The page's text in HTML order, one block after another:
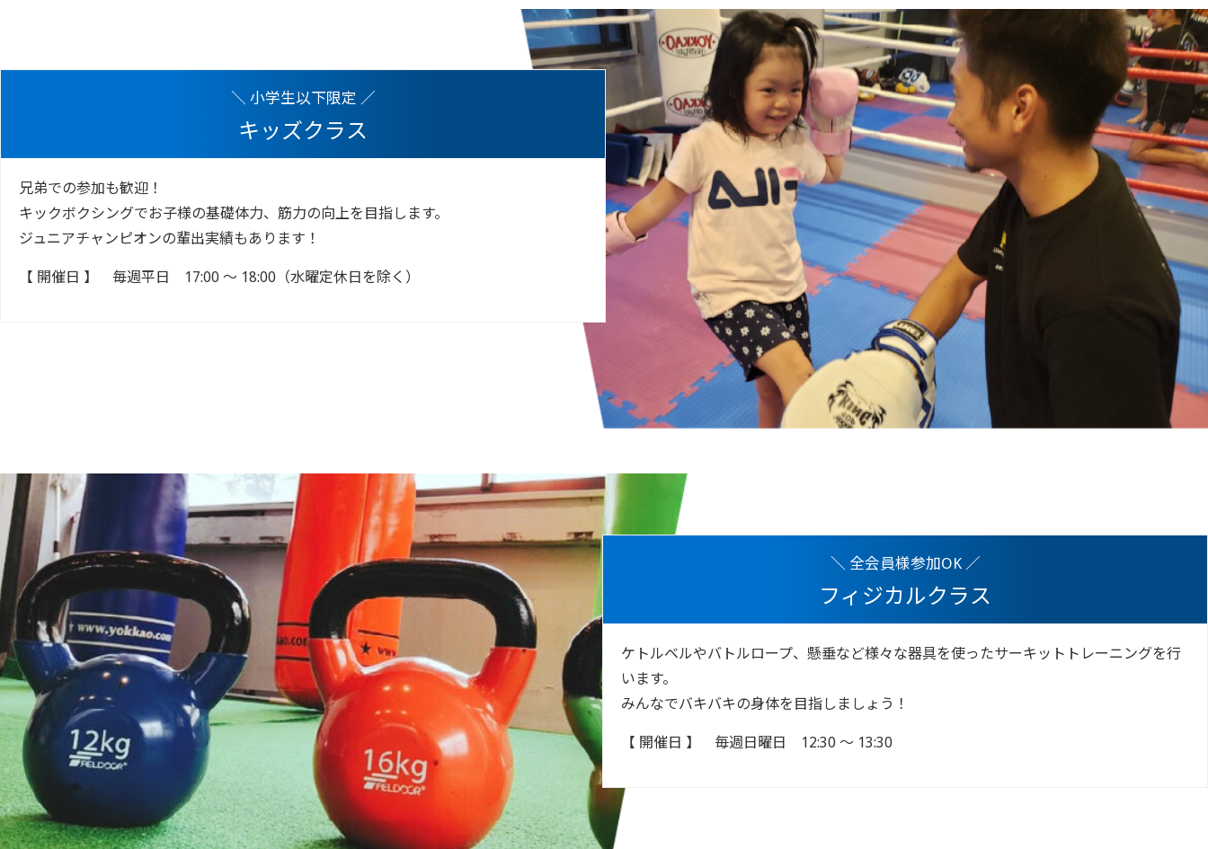
＼ ​小学生以下限定 ／
キッズクラス
兄弟での参加も歓迎！
キックボクシングでお子様の基礎体力、筋力の向上を目指します。
ジュニアチャンピオンの輩出実績もあります！
【 開催日 】 毎週平日 17:00 ～ 18:00（水曜定休日を除く）
＼ 全会員様参加OK ／
フィジカルクラス
ケトルベルやバトルロープ、懸垂など様々な器具を使ったサーキットトレーニングを行
います。
みんなでバキバキの身体を目指しましょう！
【 開催日 】 毎週日曜日 12:30 ～ 13:30